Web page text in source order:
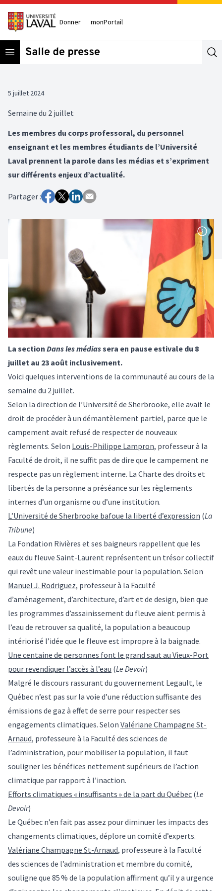
Donner monPortail
Open menu
5 juillet 2024
Semaine du 2 juillet
Les membres du corps professoral, du personnel
enseignant et les membres étudiants de l’Université
Laval prennent la parole dans les médias et s’expriment
sur différents enjeux d’actualité.
Partager :
La section Dans les médiassera en pause estivale du 8
juillet au 23 août inclusivement.
Voici quelques interventions de la communauté au cours de la
semaine du 2 juillet.
Selon la direction de l’Université de Sherbrooke, elle avait le
droit de procéder à un démantèlement partiel, parce que le
campement avait refusé de respecter de nouveaux
règlements. Selon Louis-Philippe Lampron, professeur à la
Faculté de droit, il ne suffit pas de dire que le campement ne
respecte pas un règlement interne. La Charte des droits et
libertés de la personne a préséance sur les règlements
internes d’un organisme ou d’une institution.
L’Université de Sherbrooke bafoue la liberté d’expression (La
Tribune)
La Fondation Rivières et ses baigneurs rappellent que les
eaux du fleuve Saint-Laurent représentent un trésor collectif
qui revêt une valeur inestimable pour la population. Selon
Manuel J. Rodriguez, professeur à la Faculté
d’aménagement, d’architecture, d’art et de design, bien que
les programmes d’assainissement du fleuve aient permis à
l’eau de retrouver sa qualité, la population a beaucoup
intériorisé l’idée que le fleuve est impropre à la baignade.
Une centaine de personnes font le grand saut au Vieux-Port
pour revendiquer l’accès à l’eau (Le Devoir)
Malgré le discours rassurant du gouvernement Legault, le
Québec n’est pas sur la voie d’une réduction suffisante des
émissions de gaz à effet de serre pour respecter ses
engagements climatiques. Selon Valériane Champagne St-
Arnaud, professeure à la Faculté des sciences de
l’administration, pour mobiliser la population, il faut
souligner les bénéfices nettement supérieurs de l’action
climatique par rapport à l’inaction.
Efforts climatiques « insuffisants » de la part du Québec (Le
Devoir)
Le Québec n’en fait pas assez pour diminuer les impacts des
changements climatiques, déplore un comité d’experts.
Valériane Champagne St-Arnaud, professeure à la Faculté
des sciences de l’administration et membre du comité,
souligne que 85 % de la population affirment qu’il y a urgence